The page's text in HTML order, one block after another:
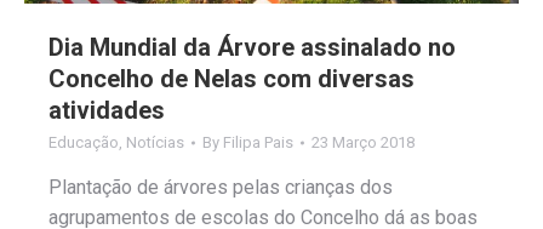
Dia Mundial da Árvore assinalado no
Concelho de Nelas com diversas
atividades
Educação, Notícias By Filipa Pais 23 Março 2018
Plantação de árvores pelas crianças dos
agrupamentos de escolas do Concelho dá as boas